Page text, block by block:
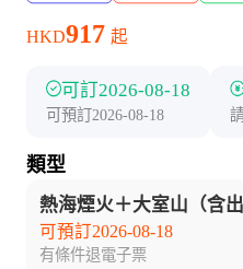
HKD917 起
可訂2026-08-18
可預訂2026-08-18
類型
熱海煙火＋大室山（含出
可預訂2026-08-18
有條件退電子票